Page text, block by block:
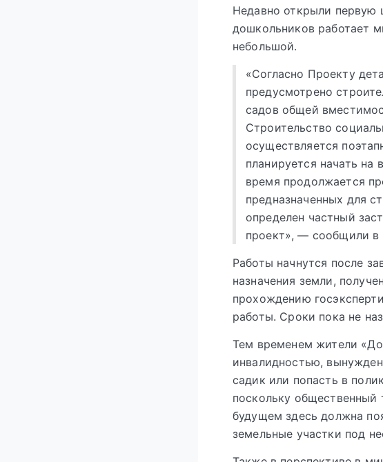
Недавно открыли первую
дошкольников работает
небольшой.
«Согласно Проекту
предусмотрено
садов общей
Строительство
осуществляется
планируется начать на
время продолжается
предназначенных для
определен частный
проект», — сообщили в
Работы начнутся после
назначения земли,
прохождению
работы. Сроки пока не
Тем временем жители
инвалидностью,
садик или попасть в
поскольку
будущем здесь должна
земельные участки под